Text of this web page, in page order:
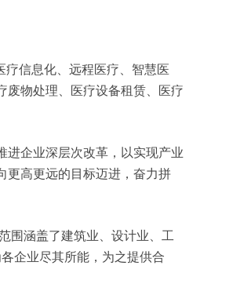
疗信息化、远程医疗、智慧医
废物处理、医疗设备租赁、医疗
进企业深层次改革，以实现产业
更高更远的目标迈进，奋力拼
围涵盖了建筑业、设计业、工
企业尽其所能，为之提供合